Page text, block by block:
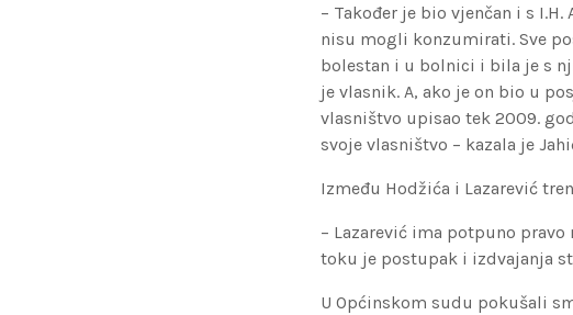
– Također je bio vjenčan i s
nisu mogli konzumirati. Sve
bolestan i u bolnici i bila je s
je vlasnik. A, ako je on bio u
vlasništvo upisao tek 2009.
svoje vlasništvo – kazala je
Između Hodžića i Lazarević
– Lazarević ima potpuno pravo
toku je postupak i izdvajanja
U Općinskom sudu pokušali